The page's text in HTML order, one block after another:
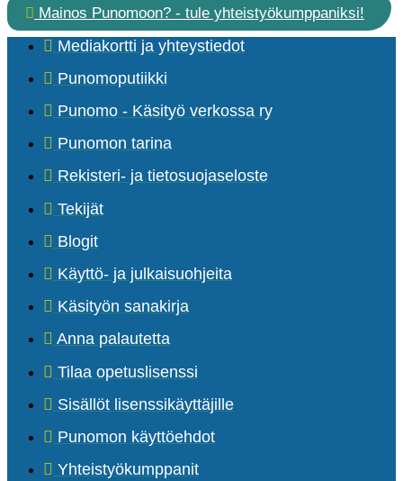
Mainos Punomoon? - tule yhteistyökumppaniksi!
Mediakortti ja yhteystiedot
Punomoputiikki
Punomo - Käsityö verkossa ry
Punomon tarina
Rekisteri- ja tietosuojaseloste
Tekijät
Blogit
Käyttö- ja julkaisuohjeita
Käsityön sanakirja
Anna palautetta
Tilaa opetuslisenssi
Sisällöt lisenssikäyttäjille
Punomon käyttöehdot
Yhteistyökumppanit